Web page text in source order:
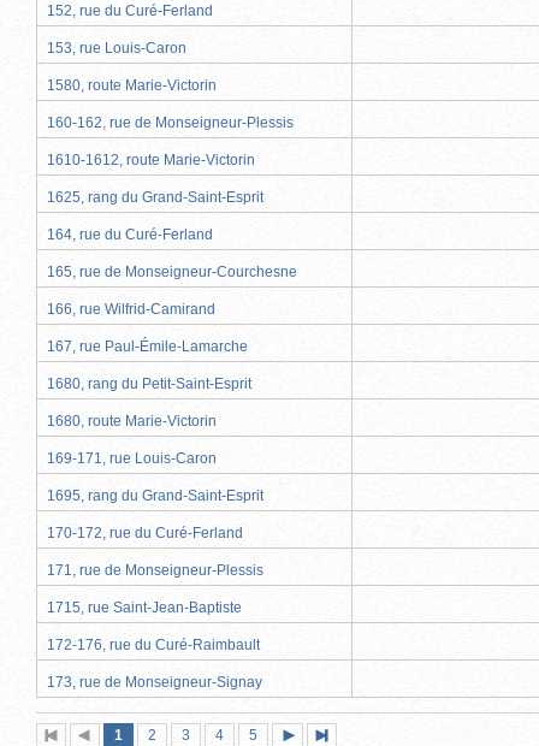
152, rue du Curé-Ferland
153, rue Louis-Caron
1580, route Marie-Victorin
160-162, rue de Monseigneur-Plessis
1610-1612, route Marie-Victorin
1625, rang du Grand-Saint-Esprit
164, rue du Curé-Ferland
165, rue de Monseigneur-Courchesne
166, rue Wilfrid-Camirand
167, rue Paul-Émile-Lamarche
1680, rang du Petit-Saint-Esprit
1680, route Marie-Victorin
169-171, rue Louis-Caron
1695, rang du Grand-Saint-Esprit
170-172, rue du Curé-Ferland
171, rue de Monseigneur-Plessis
1715, rue Saint-Jean-Baptiste
172-176, rue du Curé-Raimbault
173, rue de Monseigneur-Signay
PremièrePage
Page
1 (pagePage
2 Page
3 Page
4 Page
5